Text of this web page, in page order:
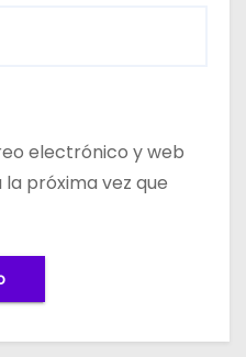
electrónico y web
próxima vez que